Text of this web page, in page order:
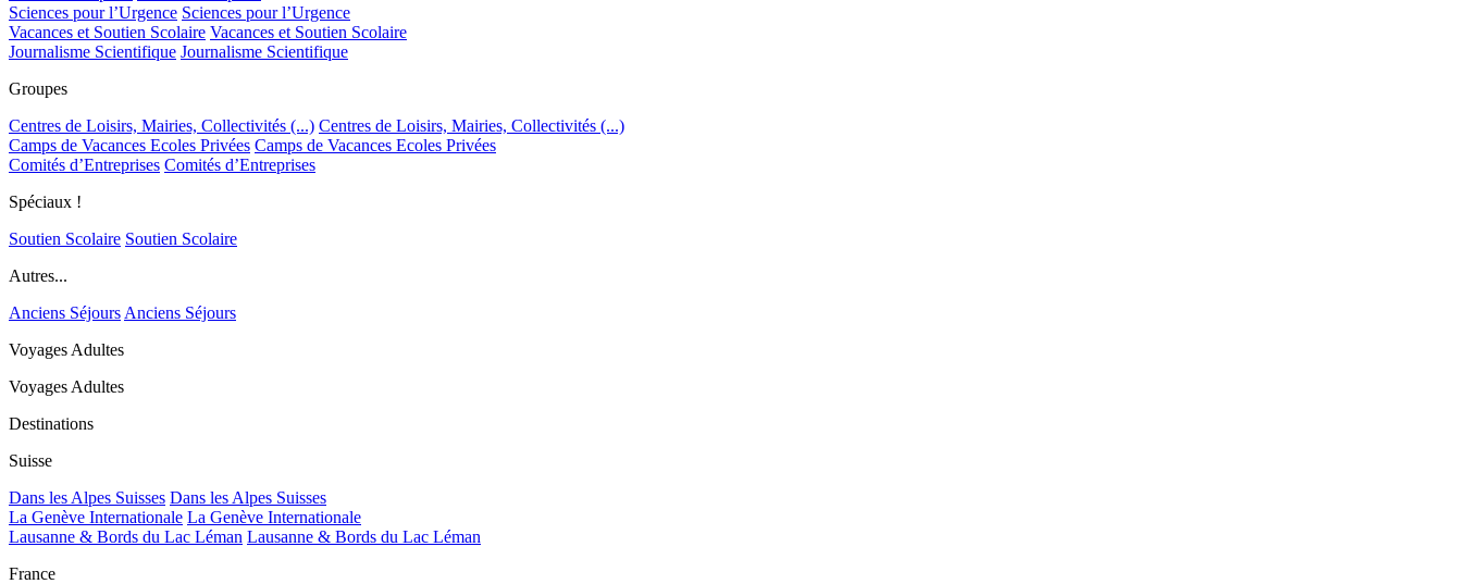
Sciences pour l’Urgence Sciences pour l’Urgence
Vacances et Soutien Scolaire Vacances et Soutien Scolaire
Journalisme Scientifique Journalisme Scientifique
Groupes
Centres de Loisirs, Mairies, Collectivités (...) Centres de Loisirs, Mairies, Collectivités (...)
Camps de Vacances Ecoles Privées Camps de Vacances Ecoles Privées
Comités d’Entreprises Comités d’Entreprises
Spéciaux !
Soutien Scolaire Soutien Scolaire
Autres...
Anciens SéjoursAnciens Séjours
Voyages Adultes
Voyages Adultes
Destinations
Suisse
Dans les Alpes Suisses Dans les Alpes Suisses
La Genève Internationale La Genève Internationale
Lausanne & Bords du Lac Léman Lausanne & Bords du Lac Léman
France